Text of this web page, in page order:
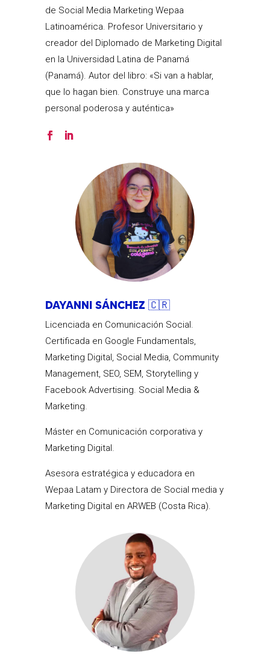
de Social Media Marketing Wepaa
Latinoamérica. Profesor Universitario y
creador del Diplomado de Marketing Digital
en la Universidad Latina de Panamá
(Panamá). Autor del libro: «Si van a hablar,
que lo hagan bien. Construye una marca
personal poderosa y auténtica»
DAYANNI SÁNCHEZ 🇨🇷
Licenciada en Comunicación Social.
Certificada en Google Fundamentals,
Marketing Digital, Social Media, Community
Management, SEO, SEM, Storytelling y
Facebook Advertising. Social Media &
Marketing.
Máster en Comunicación corporativa y
Marketing Digital.
Asesora estratégica y educadora en
Wepaa Latam y Directora de Social media y
Marketing Digital en ARWEB (Costa Rica).